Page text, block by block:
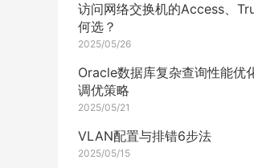
访问网络交换机的Access、
何选？
2025/05/26
Oracle数据库复杂查询性能优
调优策略
2025/05/21
VLAN配置与排错6步法
2025/05/15